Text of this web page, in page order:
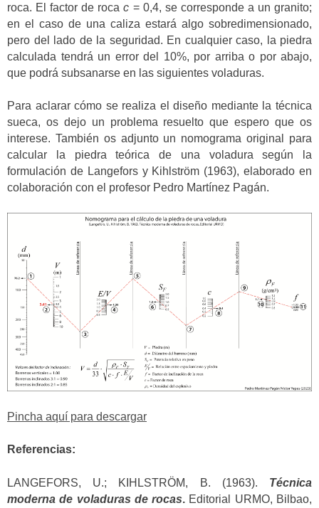
roca. El factor de rocac = 0,4, se corresponde a un granito;
en el caso de una caliza estará algo sobredimensionado,
pero del lado de la seguridad. En cualquier caso, la piedra
calculada tendrá un error del 10%, por arriba o por abajo,
que podrá subsanarse en las siguientes voladuras.
Para aclarar cómo se realiza el diseño mediante la técnica
sueca, os dejo un problema resuelto que espero que os
interese. También os adjunto un nomograma original para
calcular la piedra teórica de una voladura según la
formulación de Langefors y Kihlström (1963), elaborado en
colaboración con el profesor Pedro Martínez Pagán.
Pincha aquí para descargar
Referencias:
LANGEFORS, U.; KIHLSTRÖM, B. (1963). Técnica
moderna de voladuras de rocas. Editorial URMO, Bilbao,